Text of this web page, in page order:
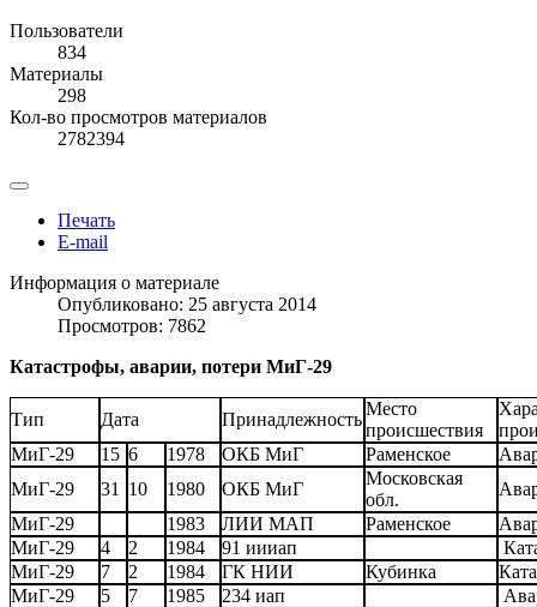
Пользователи
834
Материалы
298
Кол-во просмотров материалов
2782394
Печать
E-mail
Информация о материале
Опубликовано: 25 августа 2014
Просмотров: 7862
Катастрофы, аварии, потери МиГ-29
Тип Дата Принадлежность
Место
происшествия
МиГ-29
15 6 1978 ОКБ МиГ Раменское
МиГ-29
31 10 1980 ОКБ МиГ
Московская
обл.
МиГ-29
1983 ЛИИ МАП Раменское
МиГ-29
4 2 1984 91 иииап
МиГ-29
7 2 1984 ГК НИИ Кубинка
МиГ-29
5 7 1985 234 иап